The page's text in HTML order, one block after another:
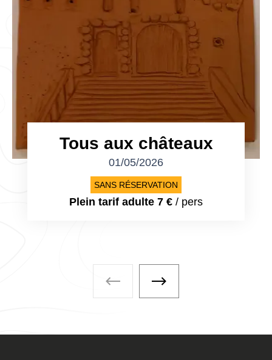
Tous aux châteaux
01/05/2026
SANS RÉSERVATION
Plein tarif adulte 7 € / pers
À faire également - Visite
À faire également -